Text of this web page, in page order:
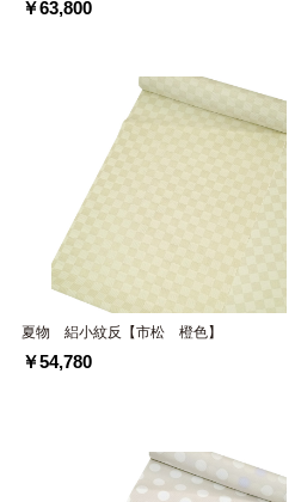
￥63,800
夏物 絽小紋反【市松 橙色】
￥54,780